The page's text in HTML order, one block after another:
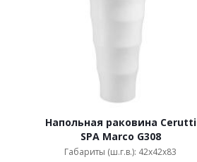
Напольная раковина Cerutti
SPA Marco G308
Габариты (ш.г.в.): 42x42x83